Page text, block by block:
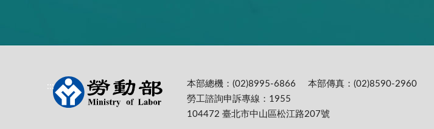
::: 本部總機：(02)8995-6866
本部傳真：(02)8590-2960
勞工諮詢申訴專線：1955
104472 臺北市中山區松江路207號